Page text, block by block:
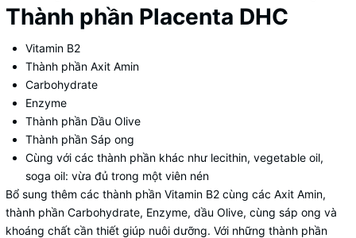
Thành phần Placenta DHC
Vitamin B2
Thành phần Axit Amin
Carbohydrate
Enzyme
Thành phần Dầu Olive
Thành phần Sáp ong
Cùng với các thành phần khác như lecithin, vegetable oil,
soga oil: vừa đủ trong một viên nén
Bổ sung thêm các thành phần Vitamin B2 cùng các Axit Amin,
thành phần Carbohydrate, Enzyme, dầu Olive, cùng sáp ong và
khoáng chất cần thiết giúp nuôi dưỡng. Với những thành phần